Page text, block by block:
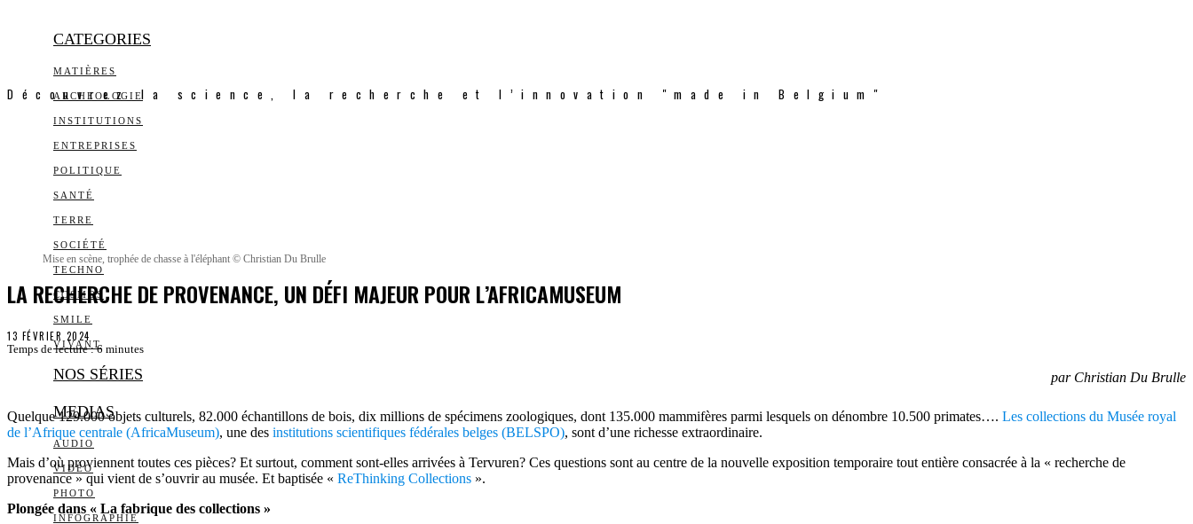
CATEGORIES
MATIÈRES
ARCHEOLOGIE
INSTITUTIONS
ENTREPRISES
POLITIQUE
SANTÉ
TERRE
SOCIÉTÉ
TECHNO
COSMOS
SMILE
VIVANT
NOS SÉRIES
MEDIAS
AUDIO
VIDÉO
PHOTO
INFOGRAPHIE
Découvrez la science, la recherche et l’innovation "made in Belgium"
Mise en scène, trophée de chasse à l'éléphant © Christian Du Brulle
LA RECHERCHE DE PROVENANCE, UN DÉFI MAJEUR POUR L’AFRICAMUSEUM
13 FÉVRIER 2024
Temps de lecture :6 minutes
par Christian Du Brulle
Quelque 129.000 objets culturels, 82.000 échantillons de bois, dix millions de spécimens zoologiques, dont 135.000 mammifères parmi lesquels on dénombre 10.500 primates…. Les collections du Musée royal
de l’Afrique centrale (AfricaMuseum), une des institutions scientifiques fédérales belges (BELSPO), sont d’une richesse extraordinaire.
Mais d’où proviennent toutes ces pièces? Et surtout, comment sont-elles arrivées à Tervuren? Ces questions sont au centre de la nouvelle exposition temporaire tout entière consacrée à la « recherche de
provenance » qui vient de s’ouvrir au musée. Et baptisée « ReThinking Collections ».
Plongée dans « La fabrique des collections »